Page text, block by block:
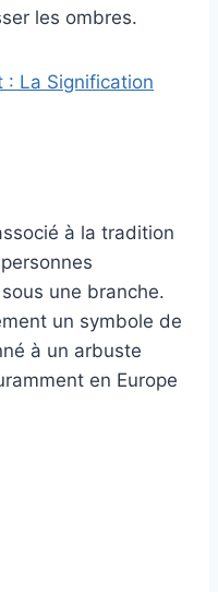
les ombres.
: La Signification
à la tradition
une branche.
un symbole de
à un arbuste
en Europe